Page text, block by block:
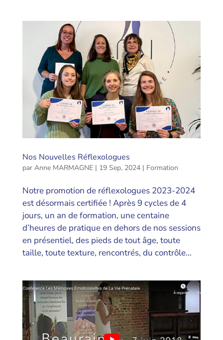
Nos Nouvelles Réflexologues
par Anne MARMAGNE| 19 Sep, 2024| Formation
Notre promotion de réflexologues 2023-2024
est désormais certifiée ! Après 9 cycles de 4
jours, un an de formation, une centaine
d’heures de pratique en dehors de nos sessions
en présentiel, des pieds de tout âge, toute
taille, toute texture, rencontrés, du contrôle...